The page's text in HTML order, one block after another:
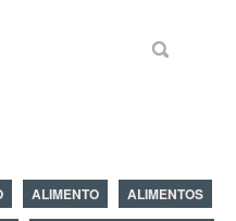
ALIMENTO
ALIMENTOS